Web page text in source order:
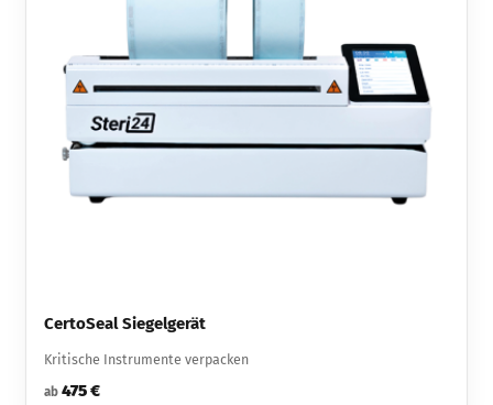
CertoSeal Siegelgerät
Kritische Instrumente verpacken
ab475 €